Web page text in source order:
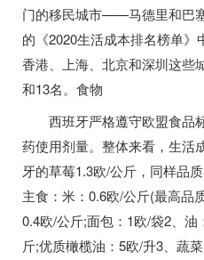
门的移民城市——马德里和巴
的《2020生活成本排名榜单》
香港、上海、北京和深圳这些
和13名。食物
西班牙严格遵守欧盟食品
药使用剂量。整体来看，生活
牙的草莓1.3欧/公斤，同样品
主食：米：0.6欧/公斤(最高品
0.4欧/公斤;面包：1欧/袋2、
斤;优质橄榄油：5欧/升3、蔬